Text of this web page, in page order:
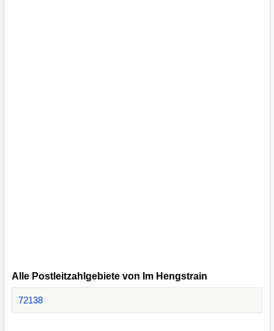
Alle Postleitzahlgebiete von Im Hengstrain
72138